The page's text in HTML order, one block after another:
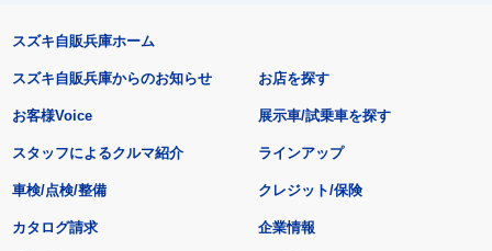
スズキ自販兵庫ホーム
スズキ自販兵庫からのお知らせ
お客様Voice
スタッフによるクルマ紹介
お店を探す
展示車/試乗車を探す
ラインアップ
車検/点検/整備 クレジット/保険
カタログ請求 企業情報